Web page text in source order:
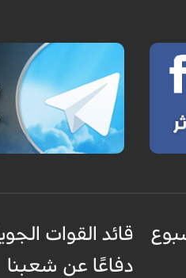
قائد القوات
دفاعًا عن شعبنا